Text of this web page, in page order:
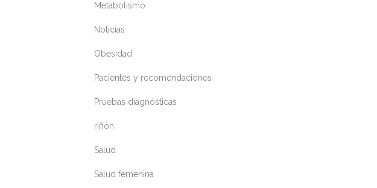
Metabolismo
Noticias
Obesidad
Pacientes y recomendaciones
Pruebas diagnósticas
riñón
Salud
Salud femenina